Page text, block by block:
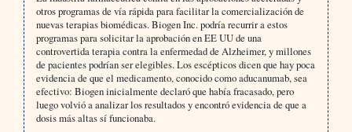
otros programas de vía rápida para facilitar la comercialización de
nuevas terapias biomédicas. Biogen Inc. podría recurrir a estos
programas para solicitar la aprobación en EE UU de una
controvertida terapia contra la enfermedad de Alzheimer, y millones
de pacientes podrían ser elegibles. Los escépticos dicen que hay poca
evidencia de que el medicamento, conocido como aducanumab, sea
efectivo: Biogen inicialmente declaró que había fracasado, pero
luego volvió a analizar los resultados y encontró evidencia de que a
dosis más altas sí funcionaba.